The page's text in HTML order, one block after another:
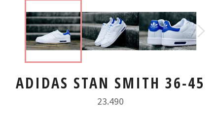
ADIDAS STAN SMITH 36-45
Normál
ár
23.490